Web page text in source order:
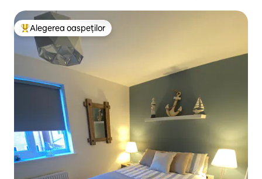
balcon.
Locuință din topul categoriei Alegerea oaspeților
Alegerea oaspeților